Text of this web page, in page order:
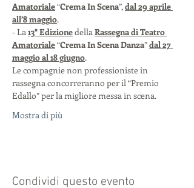
Amatoriale “Crema In Scena”, dal 29 aprile
all’8 maggio.
- La 13° Edizione della Rassegna di Teatro
Amatoriale “Crema In Scena Danza” dal 27
maggio al 18 giugno.
Le compagnie non professioniste in
rassegna concorreranno per il “Premio
Edallo” per la migliore messa in scena.
Mostra di più
Condividi questo evento